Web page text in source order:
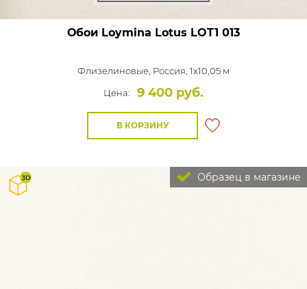
Обои Loymina Lotus LOT1 013
Флизелиновые, Россия, 1x10,05 м
Цена:
9 400 руб.
В КОРЗИНУ
Образец в магазине